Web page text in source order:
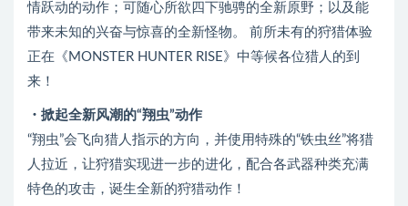
情跃动的动作；可随心所欲四下驰骋的全新原野；以及能
带来未知的兴奋与惊喜的全新怪物。 前所未有的狩猎体验
正在《MONSTER HUNTER RISE》中等候各位猎人的到
来！
・掀起全新风潮的“翔虫”动作
“翔虫”会飞向猎人指示的方向，并使用特殊的“铁虫丝”将猎
人拉近，让狩猎实现进一步的进化，配合各武器种类充满
特色的攻击，诞生全新的狩猎动作！